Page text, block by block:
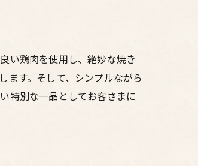
い鶏肉を使用し、絶妙な焼き
ます。そして、シンプルながら
特別な一品としてお客さまに